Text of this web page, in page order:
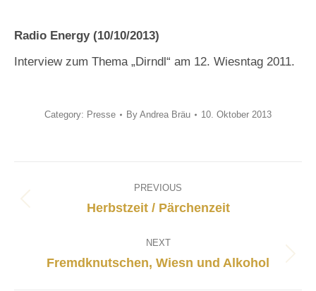
Radio Energy (10/10/2013)
Interview zum Thema „Dirndl“ am 12. Wiesntag 2011.
Category: Presse By Andrea Bräu 10. Oktober 2013
navigation
PREVIOUS
Previous
Herbstzeit / Pärchenzeit
NEXT
Next
Fremdknutschen, Wiesn und Alkohol